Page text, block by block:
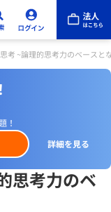
考 ~論理的思考力のベースと
！
詳細を見る
思考力のベ